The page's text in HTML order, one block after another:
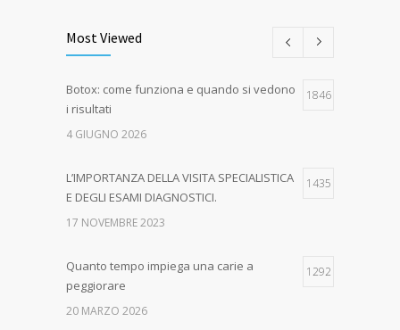
Most Viewed
Botox: come funziona e quando si vedono
i risultati
1846
4 GIUGNO 2026
L’IMPORTANZA DELLA VISITA SPECIALISTICA
E DEGLI ESAMI DIAGNOSTICI.
1435
17 NOVEMBRE 2023
Quanto tempo impiega una carie a
peggiorare
1292
20 MARZO 2026